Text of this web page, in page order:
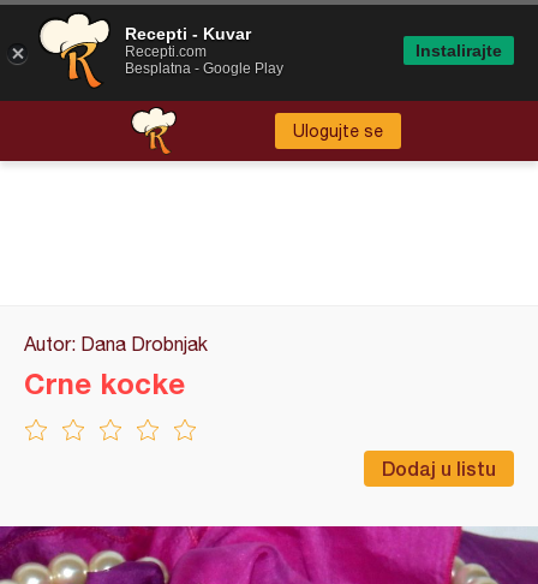
Ulogujte se
Autor: Dana Drobnjak
Dodaj u listu
Crne kocke
Recepti - Kuvar
Recepti.com
Besplatna - Google Play
Instalirajte